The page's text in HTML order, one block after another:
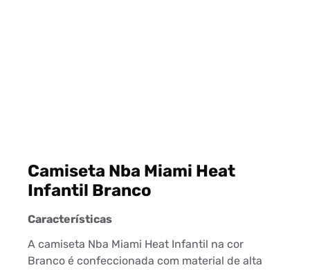
Camiseta Nba Miami Heat
Infantil Branco
Características
A camiseta Nba Miami Heat Infantil na cor
Branco é confeccionada com material de alta